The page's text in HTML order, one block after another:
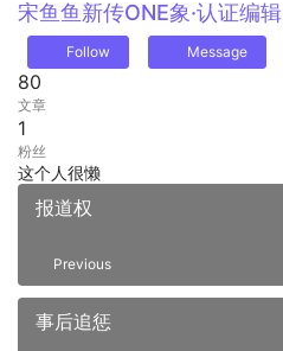
宋鱼鱼新传ONE象·认证编辑
Follow Message
80
文章
1
粉丝
这个人很懒
报道权
Previous
事后追惩